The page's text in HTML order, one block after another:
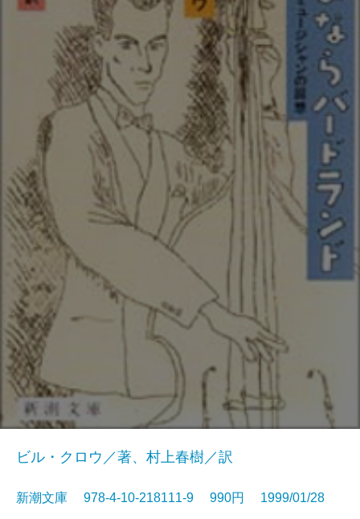
ビル・クロウ／著、村上春樹／訳
新潮文庫 978-4-10-218111-9 990円 1999/01/28